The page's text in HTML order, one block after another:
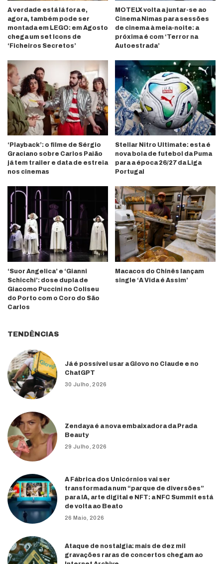
A verdade está lá fora e,
agora, também pode ser
montada em LEGO: em Agosto
chega um set Icons de
‘Ficheiros Secretos’
MOTELX volta a juntar-se ao
Cinema Nimas para sessões
de cinema à meia-noite: a
próxima é com ‘Terror na
Autoestrada’
‘Playback’: o filme de Sérgio
Graciano sobre Carlos Paião
já tem trailer e data de estreia
nos cinemas
Stellar Nitro Ultimate: esta é
nova bola de futebol da Puma
para a época 26/27 da Liga
Portugal
‘Suor Angelica’ e ‘Gianni
Schicchi’: dose dupla de
Giacomo Puccini no Coliseu
do Porto com o Coro do São
Carlos
Macacos do Chinês lançam
single ‘A Vida é Assim’
TENDÊNCIAS
Já é possível usar a Glovo no Claude e no
ChatGPT
30 Julho, 2026
Zendaya é a nova embaixadora da Prada
Beauty
29 Julho, 2026
A Fábrica dos Unicórnios vai ser
transformada num “parque de diversões”
para IA, arte digital e NFT: a NFC Summit está
de volta ao Beato
26 Maio, 2026
Ataque de nostalgia: mais de dez mil
gravações raras de concertos chegam ao